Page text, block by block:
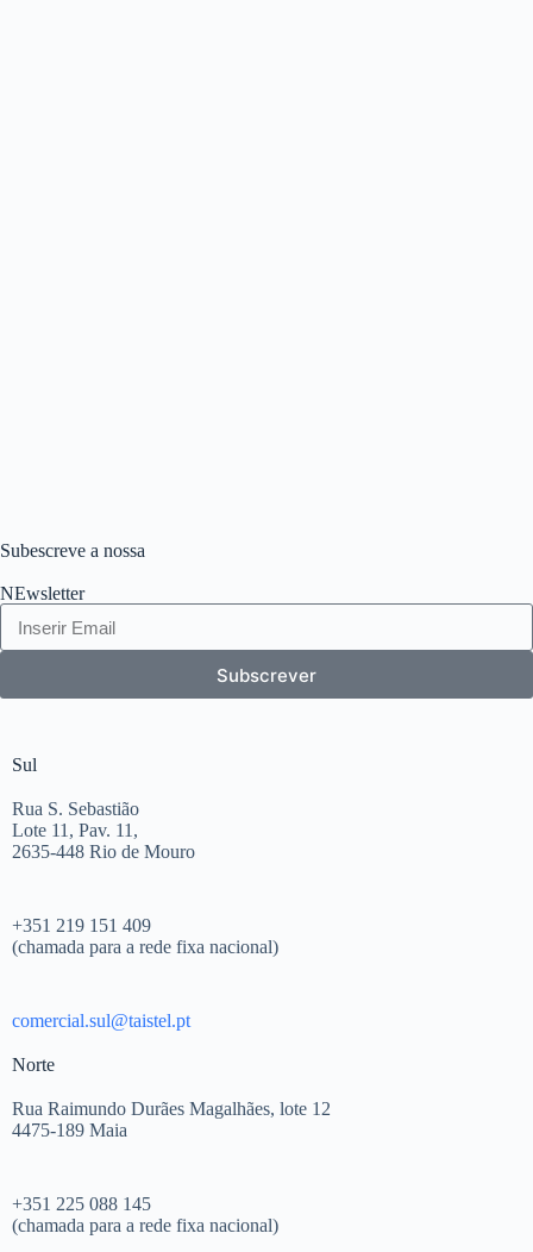
Subescreve a nossa
NEwsletter
Subscrever
Sul
Rua S. Sebastião
Lote 11, Pav. 11,
2635-448 Rio de Mouro
+351 219 151 409
(chamada para a rede fixa nacional)
comercial.sul@taistel.pt
Norte
Rua Raimundo Durães Magalhães, lote 12
4475-189 Maia
+351 225 088 145
(chamada para a rede fixa nacional)